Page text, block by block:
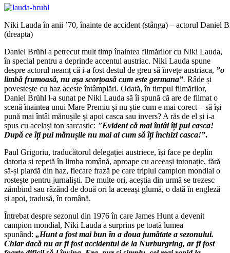
Niki Lauda în anii ’70, înainte de accident (stânga) – actorul Daniel
(dreapta)
Daniel Brühl a petrecut mult timp înaintea filmărilor cu Niki Lauda,
în special pentru a deprinde accentul austriac. Niki Lauda spune
despre actorul neamț că i-a fost destul de greu să învețe austriaca, ”o
limbă frumoasă, nu așa scorțoasă cum este germana”. Râde și
povestește cu haz aceste întâmplări. Odată, în timpul filmărilor,
Daniel Brühl l-a sunat pe Niki Lauda să îi spună că are de filmat o
scenă înaintea unui Mare Premiu și nu știe cum e mai corect – să își
pună mai întâi mănușile și apoi casca sau invers? A răs de el și i-a
spus cu același ton sarcastic: ”Evident că mai întâi îți pui casca!
După ce îți pui mănușile nu mai ai cum să îți închizi casca!”.
Paul Grigoriu, traducătorul delegației austriece, își face pe deplin
datoria și repetă în limba română, aproape cu aceeași intonație, fără
să-și piardă din haz, fiecare frază pe care triplul campion mondial o
rostește pentru jurnaliști. De multe ori, aceștia din urmă se trezesc
zâmbind sau râzând de două ori la aceeași glumă, o dată în engleză
și apoi, tradusă, în română.
Întrebat despre sezonul din 1976 în care James Hunt a devenit
campion mondial, Niki Lauda a surprins pe toată lumea
spunând: „Hunt a fost mai bun în a doua jumătate a sezonului.
Chiar dacă nu ar fi fost accidentul de la Nurburgring, ar fi fost